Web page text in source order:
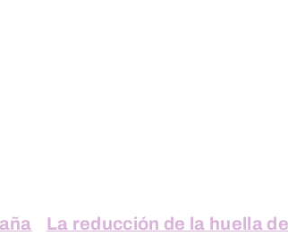
La reducción de la huella